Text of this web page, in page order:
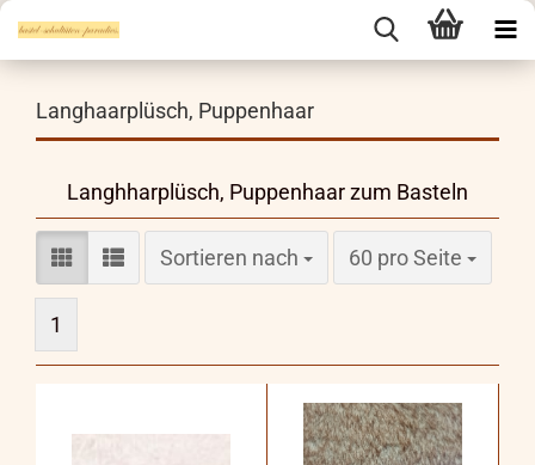
Langhaarplüsch, Puppenhaar
Langhharplüsch, Puppenhaar zum Basteln
Sortieren nach
Sortieren nach 60 pro Seite
pro Seite
1